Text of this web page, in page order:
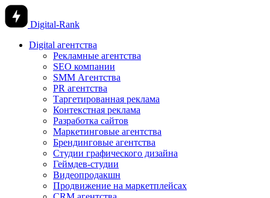
Digital-Rank
Digital агентства
Рекламные агентства
SEO компании
SMM Агентства
PR агентства
Таргетированная реклама
Контекстная реклама
Разработка сайтов
Маркетинговые агентства
Брендинговые агентства
Студии графического дизайна
Геймдев-студии
Видеопродакшн
Продвижение на маркетплейсах